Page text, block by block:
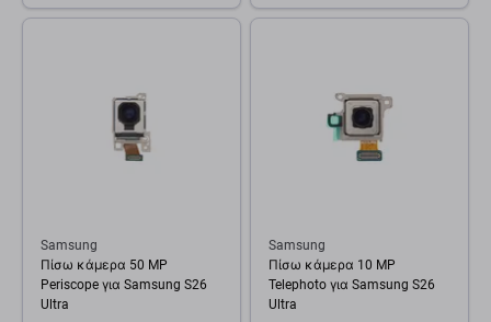
Samsung
Πίσω κάμερα 50 MP
Periscope για Samsung S26
Ultra
Samsung
Πίσω κάμερα 10 MP
Telephoto για Samsung S26
Ultra